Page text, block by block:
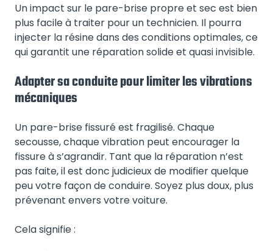
Un impact sur le pare-brise propre et sec est bien
plus facile à traiter pour un technicien. Il pourra
injecter la résine dans des conditions optimales, ce
qui garantit une réparation solide et quasi invisible.
Adapter sa conduite pour limiter les vibrations
mécaniques
Un pare-brise fissuré est fragilisé. Chaque
secousse, chaque vibration peut encourager la
fissure à s’agrandir. Tant que la réparation n’est
pas faite, il est donc judicieux de modifier quelque
peu votre façon de conduire. Soyez plus doux, plus
prévenant envers votre voiture.
Cela signifie :